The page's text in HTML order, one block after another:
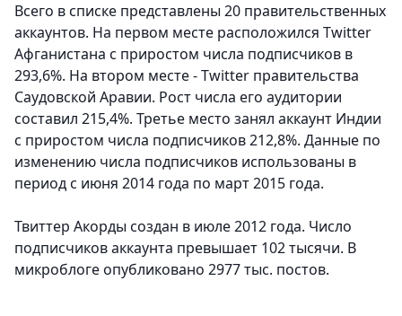
Всего в списке представлены 20 правительственных
аккаунтов. На первом месте расположился Twitter
Афганистана с приростом числа подписчиков в
293,6%. На втором месте - Twitter правительства
Саудовской Аравии. Рост числа его аудитории
составил 215,4%. Третье место занял аккаунт Индии
с приростом числа подписчиков 212,8%. Данные по
изменению числа подписчиков использованы в
период с июня 2014 года по март 2015 года.
Твиттер Акорды создан в июле 2012 года. Число
подписчиков аккаунта превышает 102 тысячи. В
микроблоге опубликовано 2977 тыс. постов.